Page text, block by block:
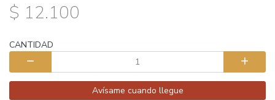
$ 12.100
CANTIDAD
Avísame cuando llegue